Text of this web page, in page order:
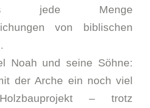
jede Menge
von biblischen
Noah und seine Söhne:
der Arche ein noch viel
– trotz